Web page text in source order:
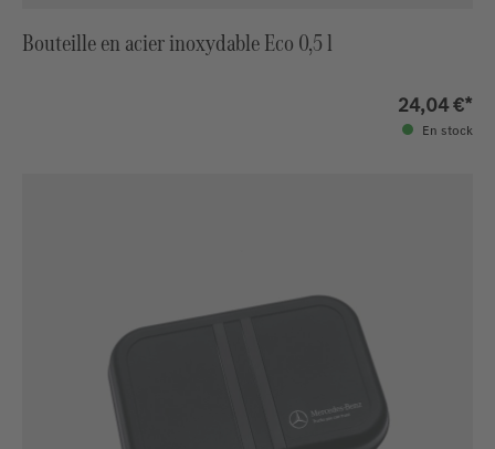
Bouteille en acier inoxydable Eco 0,5 l
24,04 €*
En stock